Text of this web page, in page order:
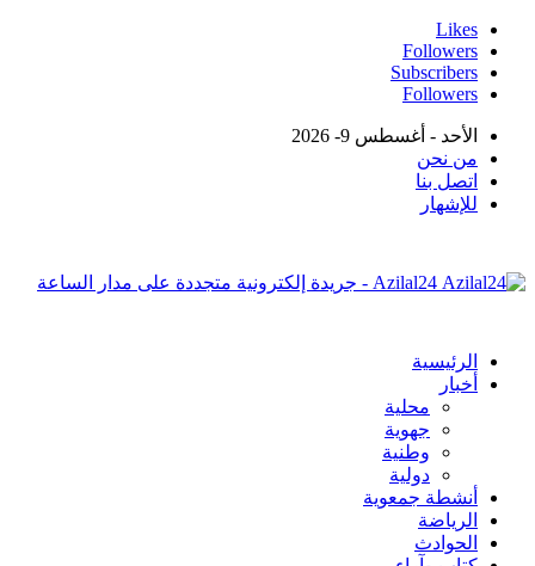
Likes
Followers
Subscribers
Followers
الأحد - أغسطس 9- 2026
من نحن
اتصل بنا
للإشهار
Azilal24 - جريدة إلكترونية متجددة على مدار الساعة
الرئيسية
أخبار
محلية
جهوية
وطنية
دولية
أنشطة جمعوية
الرياضة
الحوادث